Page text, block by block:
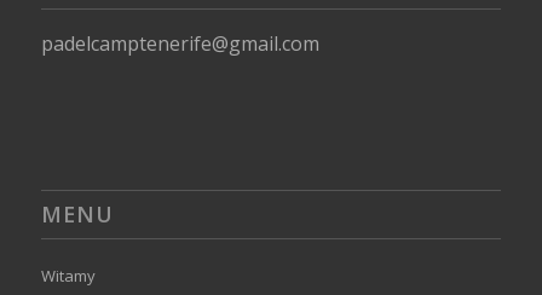
padelcamptenerife@gmail.com
MENU
Witamy